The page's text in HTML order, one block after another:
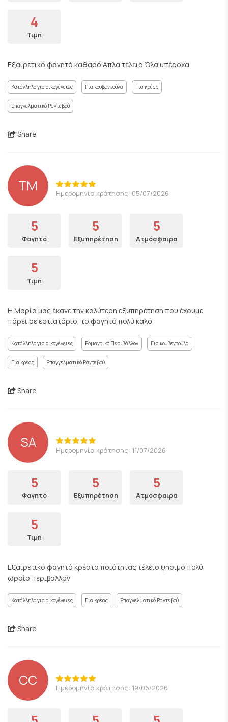
4
Τιμή
Εξαιρετικό φαγητό καθαρό Απλά τέλειο Όλα υπέροχα
Κατάλληλο για οικογένειες Για κουβεντούλα Για κρέας
Επαγγελματικό Ραντεβού
Share
ΤΜ Ημερομηνία κράτησης: 05/07/2026
5
Φαγητό
5
Εξυπηρέτηση
5
Ατμόσφαιρα
5
Τιμή
Η Μαρία μας έκανε την καλύτερη εξυπηρέτηση που έχουμε
πάρει σε εστιατόριο, το φαγητό πολύ καλό
Κατάλληλο για οικογένειες Ρομαντικό Περιβάλλον Για κουβεντούλα
Για κρέας Επαγγελματικό Ραντεβού
Share
SA Ημερομηνία κράτησης: 11/07/2026
5
Φαγητό
5
Εξυπηρέτηση
5
Ατμόσφαιρα
5
Τιμή
Εξαιρετικό φαγητό κρέατα ποιότητας τέλειο ψησιμο πολύ
ωραίο περιβαλλον
Κατάλληλο για οικογένειες Για κρέας Επαγγελματικό Ραντεβού
Share
CC Ημερομηνία κράτησης: 19/06/2026